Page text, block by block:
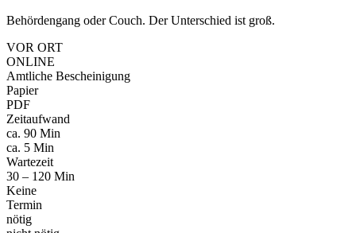
Behördengang oder Couch. Der Unterschied ist groß.
VOR ORT
ONLINE
Amtliche Bescheinigung
Papier
PDF
Zeitaufwand
ca. 90 Min
ca. 5 Min
Wartezeit
30 – 120 Min
Keine
Termin
nötig